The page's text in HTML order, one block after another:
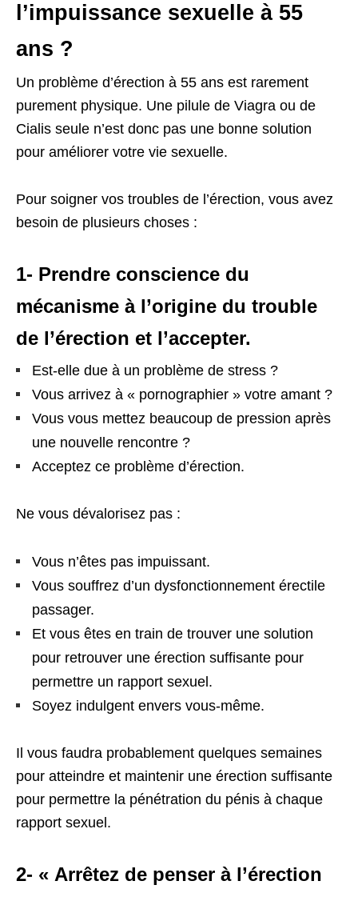
l’impuissance sexuelle à 55
ans ?
Un problème d’érection à 55 ans est rarement
purement physique. Une pilule de Viagra ou de
Cialis seule n’est donc pas une bonne solution
pour améliorer votre vie sexuelle.
Pour soigner vos troubles de l’érection, vous avez
besoin de plusieurs choses :
1- Prendre conscience du
mécanisme à l’origine du trouble
de l’érection et l’accepter.
Est-elle due à un problème de stress ?
Vous arrivez à « pornographier » votre amant ?
Vous vous mettez beaucoup de pression après
une nouvelle rencontre ?
Acceptez ce problème d’érection.
Ne vous dévalorisez pas :
Vous n’êtes pas impuissant.
Vous souffrez d’un dysfonctionnement érectile
passager.
Et vous êtes en train de trouver une solution
pour retrouver une érection suffisante pour
permettre un rapport sexuel.
Soyez indulgent envers vous-même.
Il vous faudra probablement quelques semaines
pour atteindre et maintenir une érection suffisante
pour permettre la pénétration du pénis à chaque
rapport sexuel.
2- « Arrêtez de penser à l’érection